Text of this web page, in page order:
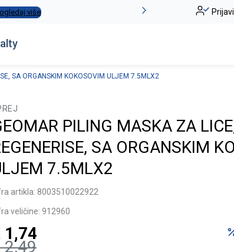
više
SA ORGANSKIM KOKOSOVIM ULJEM 7.5MLX2
PILING MASKA ZA
SA ORGANSKIM
7.5MLX2
artikla: 8003510022922
veličine: 912960
2,49
1,74